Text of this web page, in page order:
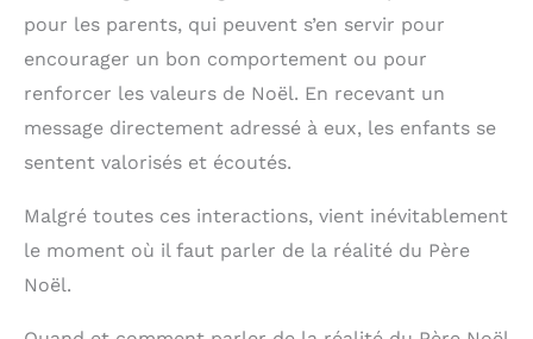
pour les parents, qui peuvent s’en servir pour
encourager un bon comportement ou pour
renforcer les valeurs de Noël. En recevant un
message directement adressé à eux, les enfants se
sentent valorisés et écoutés.
Malgré toutes ces interactions, vient inévitablement
le moment où il faut parler de la réalité du Père
Noël.